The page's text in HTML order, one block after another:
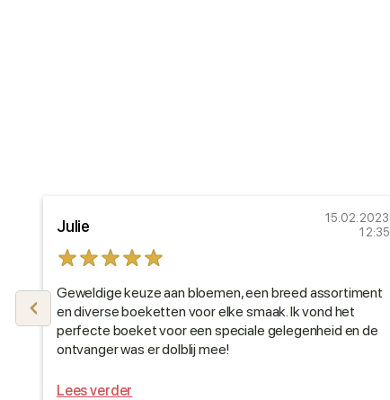
Julie
15.02.2023
12:35
Geweldige keuze aan bloemen, een breed assortiment
en diverse boeketten voor elke smaak. Ik vond het
perfecte boeket voor een speciale gelegenheid en de
ontvanger was er dolblij mee!
Lees verder